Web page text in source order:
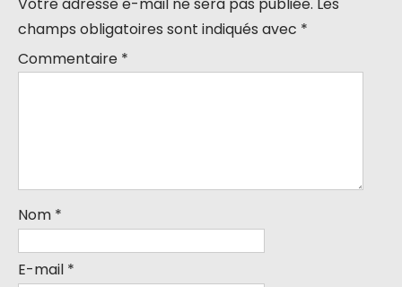
champs obligatoires sont indiqués avec *
Commentaire *
Nom *
E-mail *